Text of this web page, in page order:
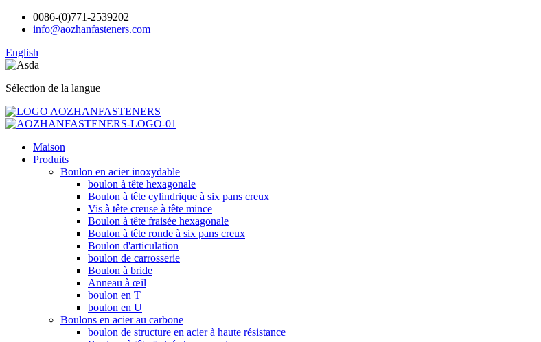
0086-(0)771-2539202
info@aozhanfasteners.com
English
Sélection de la langue
Maison
Produits
Boulon en acier inoxydable
boulon à tête hexagonale
Boulon à tête cylindrique à six pans creux
Vis à tête creuse à tête mince
Boulon à tête fraisée hexagonale
Boulon à tête ronde à six pans creux
Boulon d'articulation
boulon de carrosserie
Boulon à bride
Anneau à œil
boulon en T
boulon en U
Boulons en acier au carbone
boulon de structure en acier à haute résistance